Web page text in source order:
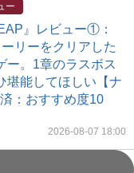
ー
』レビュー①：
リーをクリアした
ー。1章のラスボス
堪能してほしい【ナ
：おすすめ度10
2026-08-07 18:00